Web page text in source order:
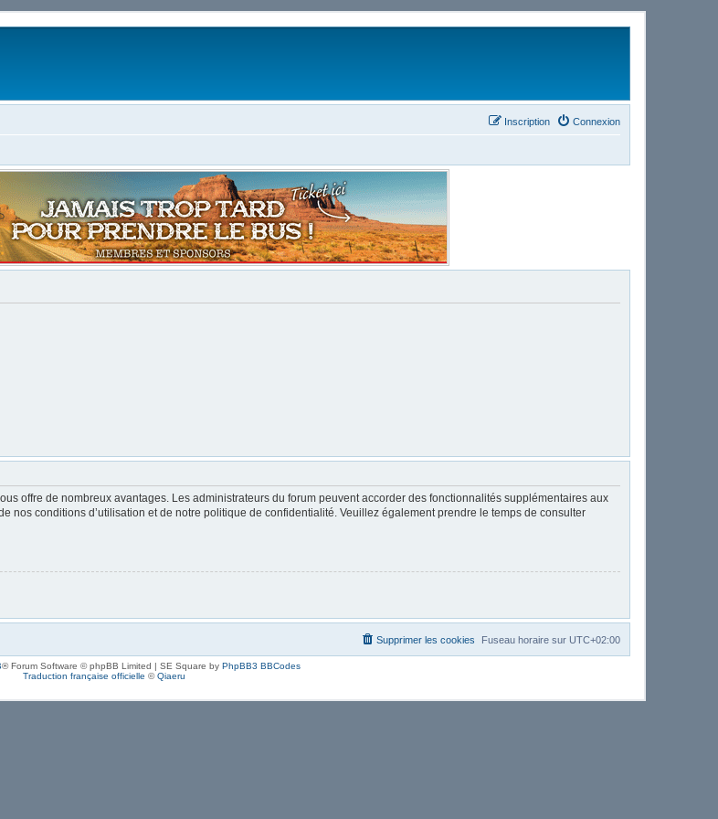
Connexion
Inscription
offre de nombreux avantages. Les administrateurs du forum peuvent accorder des fonctionnalités supplémentaires aux
nos conditions d’utilisation et de notre politique de confidentialité. Veuillez également prendre le temps de consulter
Fuseau horaire sur UTC+02:00
Supprimer les cookies
® Forum Software © phpBB Limited | SE Square by PhpBB3 BBCodes
Traduction française officielle ©Qiaeru